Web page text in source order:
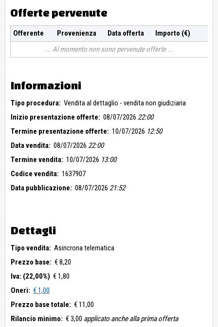
Offerte pervenute
Offerente Provenienza Data offerta
Importo (€)
Al momento non sono pervenute offerte
Informazioni
Tipo procedura: Vendita al dettaglio - vendita non giudiziaria
Inizio presentazione offerte: 08/07/2026 22:00
Termine presentazione offerte: 10/07/2026 12:50
Data vendita: 08/07/2026 22:00
Termine vendita: 10/07/2026 13:00
Codice vendita: 1637907
Data pubblicazione: 08/07/2026 21:52
Dettagli
Tipo vendita: Asincrona telematica
Prezzo base: € 8,20
Iva: (22,00%) € 1,80
Oneri: € 1,00
Prezzo base totale: € 11,00
Rilancio minimo: € 3,00 applicato anche alla prima offerta